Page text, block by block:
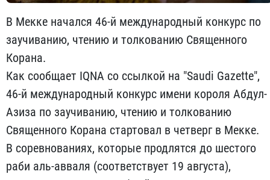
В Мекке начался 46-й международный конкурс по
заучиванию, чтению и толкованию Священного
Корана.
Как сообщает IQNA со ссылкой на "Saudi Gazette",
46-й международный конкурс имени короля Абдул-
Азиза по заучиванию, чтению и толкованию
Священного Корана стартовал в четверг в Мекке.
В соревнованиях, которые продлятся до шестого
раби аль-авваля (соответствует 19 августа),